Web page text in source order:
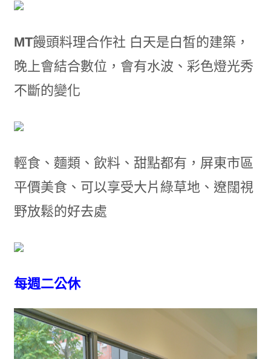
MT饅頭料理合作社 白天是白皙的建築，
晚上會結合數位，會有水波、彩色燈光秀
不斷的變化
輕食、麵類、飲料、甜點都有，屏東市區
平價美食、可以享受大片綠草地、遼闊視
野放鬆的好去處
每週二公休